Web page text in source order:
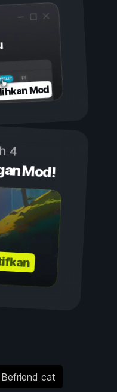
Aktif
Mod
4
Mod!
Befriend cat